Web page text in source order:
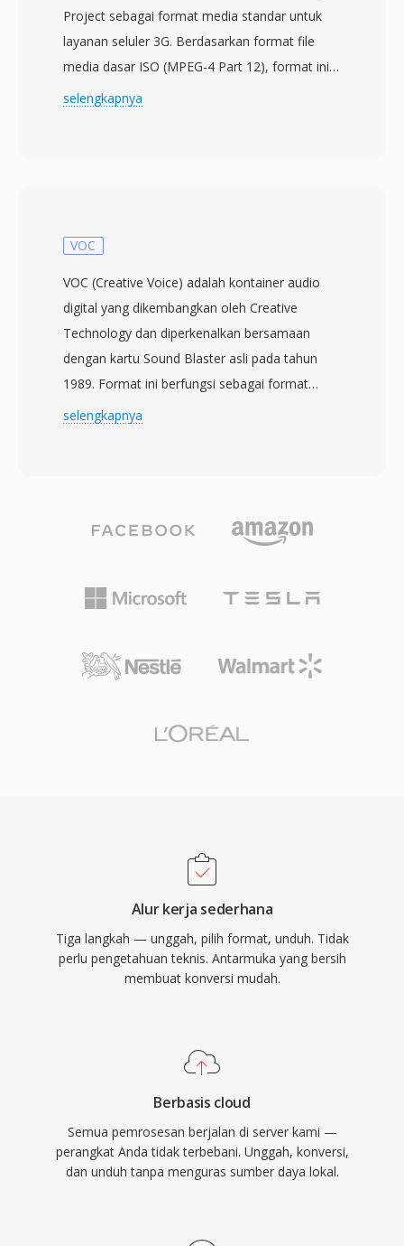
Project sebagai format media standar untuk
layanan seluler 3G. Berdasarkan format file
media dasar ISO (MPEG-4 Part 12), format ini
dirancang untuk mengurangi kebutuhan
dipasangkan dengan audio AMR-NB, AMR-WB,
menghadirkan multimedia ke perangkat seluler
pada era awal smartphone, ketika kecepatan
jaringan dan perangkat keras membatasi
ukuran file secara ketat. Kontainer yang ringkas
ini menghilangkan overhead yang terdapat
pada file MP4 penuh, menghasilkan file yang
serta menyediakan fitur teks berjangka waktu
dan gambar diam dalam kontainer. Adopsi luas
bahwa hampir setiap ponsel berkemampuan
Meskipun perangkat seluler modern kini lebih
memilih MP4 dan format canggih lainnya, file
seluler lama dan di wilayah di mana pengiriman
selengkapnya
VOC
VOC (Creative Voice) adalah kontainer audio
digital yang dikembangkan oleh Creative
Technology dan diperkenalkan bersamaan
dengan kartu Sound Blaster asli pada tahun
1989. Format ini berfungsi sebagai format
audio native untuk keluarga Sound Blaster
bit, ADPCM Creative 4-bit dan 2,6-bit, PCM
law dan mu-law. Struktur blok ini juga
mendukung interval keheningan, loop
pengembang game kontrol yang detail atas
kartu Sound Blaster dapat memutar data VOC
Sierra, dan LucasArts. Dengan munculnya
Windows dan format WAV, VOC secara
bertahap keluar dari penggunaan mainstream,
namun tetap penting untuk pelestarian game
retro dan bagi siapa pun yang bekerja dengan
selengkapnya
Alur kerja sederhana
Tiga langkah — unggah, pilih format, unduh. Tidak
perlu pengetahuan teknis. Antarmuka yang bersih
membuat konversi mudah.
Berbasis cloud
Semua pemrosesan berjalan di server kami —
perangkat Anda tidak terbebani. Unggah, konversi,
dan unduh tanpa menguras sumber daya lokal.